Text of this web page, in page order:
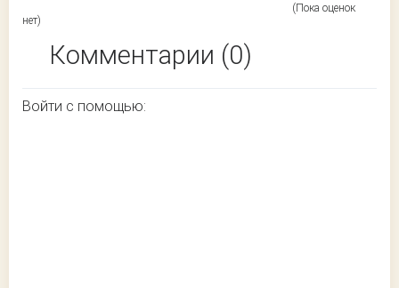
(Пока оценок
нет)
Комментарии (0)
Войти с помощью: